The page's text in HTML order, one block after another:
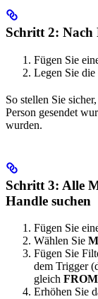
Schritt 2: Nach
Fügen Sie
Legen Sie
So stellen Sie
Person gesendet
wurden.
Schritt 3: Alle
Handle suchen
Fügen Sie
Wählen Sie
Fügen Sie
dem Trigger
gleich FROM
Erhöhen Sie